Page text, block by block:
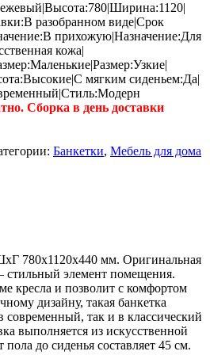
разобранном виде|Срок
прихожую|Назначение:Для
кожа|
мягким сиденьем:Да|
Сборка в день доставки
Банкетки, Мебель для дома
780x1120x440 мм. Оригинальная
стильный элемент помещения.
кресла и позволит с комфортом
дизайну, такая банкетка
современный, так и в классический
выполняется из искусственной
до сиденья составляет 45 см.